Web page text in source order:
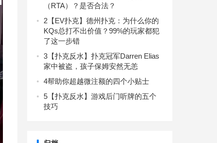
（RTA）？是否合法？
2 【EV扑克】德州扑克：为什么你的
KQs总打不出价值？99%的玩家都犯
了这一步错
3 【扑克反水】扑克冠军Darren Elias
家中被盗，孩子保姆安然无恙
4帮助你超越微注额的四个小贴士
5 【扑克反水】游戏后门听牌的五个
技巧